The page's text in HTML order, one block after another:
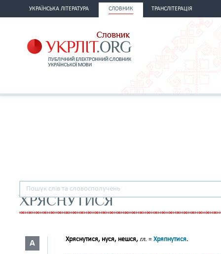
УКРАЇНСЬКА ЛІТЕРАТУРА СЛОВНИК ТРАНСЛІТЕРАЦІЯ
ХРЯСНУТИСЯ
А Хряснутися, нуся, нешся, гл. = Хряпнутися.